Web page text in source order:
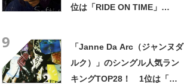
位は「RIDE ON TIME」
9
「Janne Da Arc（ジャンヌダ
ルク）」のシングル人気ラン
キングTOP28！ 1位は「月